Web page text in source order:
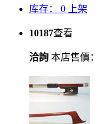
库存： 0 上架
10187查看
洽詢 本店售價：